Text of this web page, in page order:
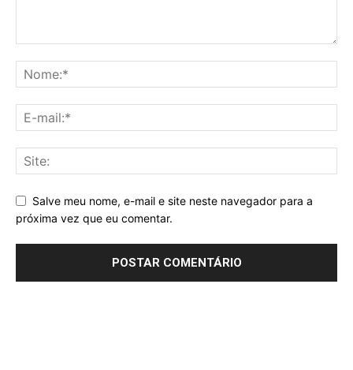
Salve meu nome, e-mail e site neste navegador para a
próxima vez que eu comentar.